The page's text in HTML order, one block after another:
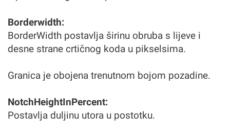
Borderwidth:
BorderWidth postavlja širinu obruba s lijeve i
desne strane crtičnog koda u pikselsima.
Granica je obojena trenutnom bojom pozadine.
NotchHeightInPercent:
Postavlja duljinu utora u postotku.